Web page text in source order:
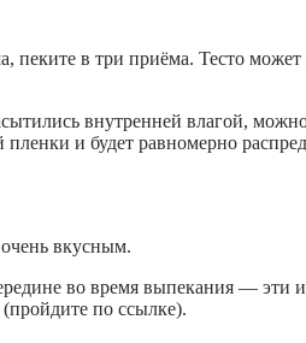
в три приёма. Тесто
внутренней влагой,
и будет равномерно
вкусным.
во время выпекания — эти
(пройдите по ссылке).